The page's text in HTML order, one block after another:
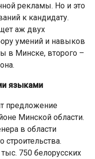
рекламы. Но и это
к кандидату.
аж двух
умений и навыков
в Минске, второго –
языками
предложение
Минской области.
в области
750 белорусских